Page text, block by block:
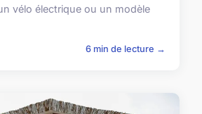
vélo électrique ou un modèle
6 min de lecture →